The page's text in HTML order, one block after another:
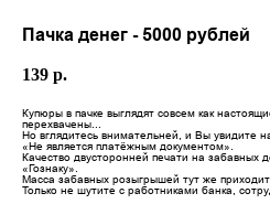
Пачка денег - 5000 рублей
139 р.
Купюры в пачке выглядят совсем как
перехвачены...
Но вглядитесь внимательней, и Вы увидите
«Не является платёжным документом».
Качество двусторонней печати на забавных
«Гознаку».
Масса забавных розыгрышей тут же
Только не шутите с работниками банка,